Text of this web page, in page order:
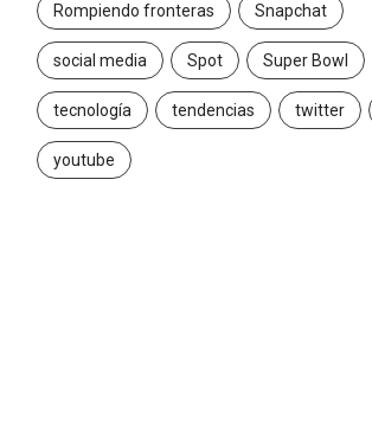
Rompiendo fronteras Snapchat
social media Spot Super Bowl
tecnología tendencias twitter
youtube